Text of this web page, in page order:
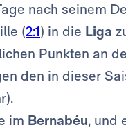
nach seinem
(2:1) in die Liga
Punkten an
den in dieser
im Bernabéu, und